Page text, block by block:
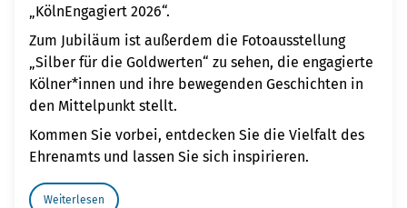
„KölnEngagiert 2026“.
Zum Jubiläum ist außerdem die Fotoausstellung
„Silber für die Goldwerten“ zu sehen, die engagierte
Kölner*innen und ihre bewegenden Geschichten in
den Mittelpunkt stellt.
Kommen Sie vorbei, entdecken Sie die Vielfalt des
Ehrenamts und lassen Sie sich inspirieren.
Weiterlesen